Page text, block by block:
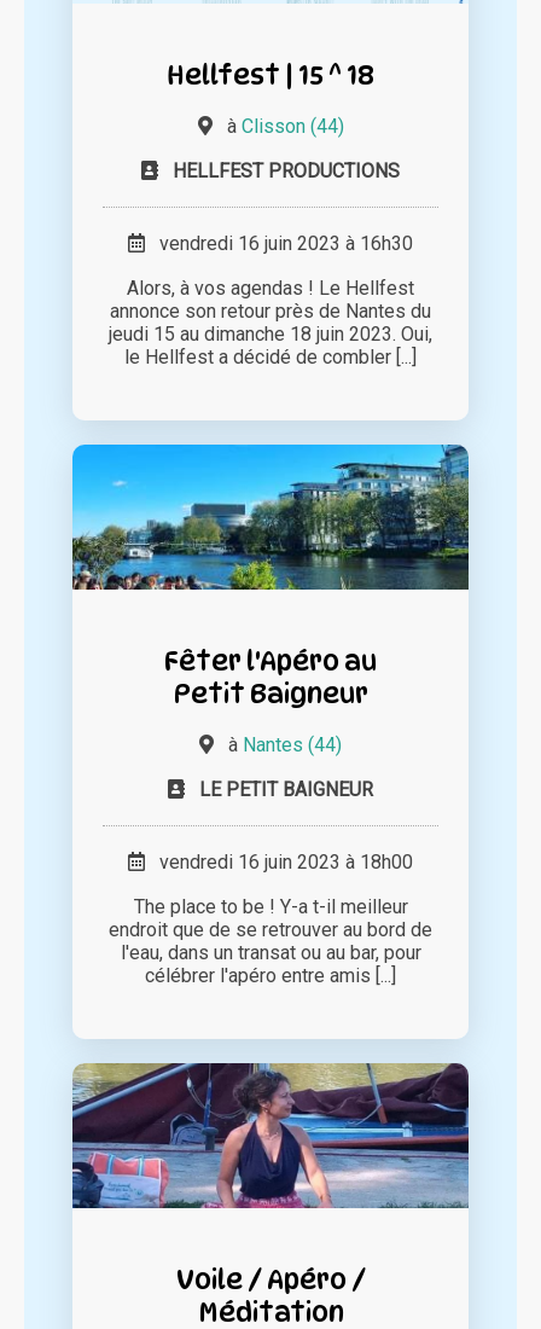
Hellfest | 15 ^ 18
à Clisson (44)
HELLFEST PRODUCTIONS
vendredi 16 juin 2023 à 16h30
Alors, à vos agendas ! Le Hellfest
annonce son retour près de Nantes du
jeudi 15 au dimanche 18 juin 2023. Oui,
le Hellfest a décidé de combler [...]
Fêter l'Apéro au
Petit Baigneur
à Nantes (44)
LE PETIT BAIGNEUR
vendredi 16 juin 2023 à 18h00
The place to be ! Y-a t-il meilleur
endroit que de se retrouver au bord de
l'eau, dans un transat ou au bar, pour
célébrer l'apéro entre amis [...]
Voile / Apéro /
Méditation